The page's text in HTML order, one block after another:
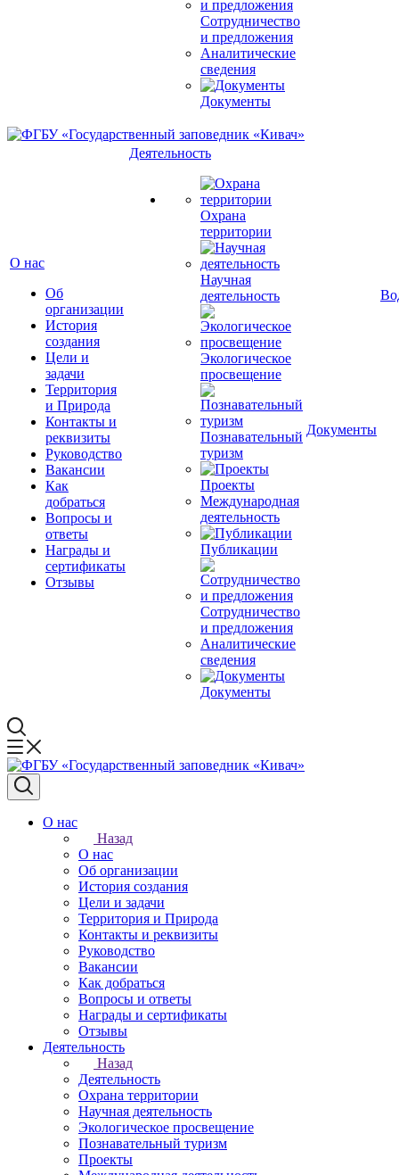
Сотрудничество
и предложения
Аналитические
сведения
Документы
О нас
Об
организации
История
создания
Цели и
задачи
Территория
и Природа
Контакты и
реквизиты
Руководство
Вакансии
Как
добраться
Вопросы и
ответы
Награды и
сертификаты
Отзывы
Деятельность
Охрана
территории
Научная
деятельность
Экологическое
просвещение
Познавательный
туризм
Проекты
Международная
деятельность
Публикации
Сотрудничество
и предложения
Аналитические
сведения
Документы
Документы
О нас
Назад
О нас
Об организации
История создания
Цели и задачи
Территория и Природа
Контакты и реквизиты
Руководство
Вакансии
Как добраться
Вопросы и ответы
Награды и сертификаты
Отзывы
Деятельность
Назад
Деятельность
Охрана территории
Научная деятельность
Экологическое просвещение
Познавательный туризм
Проекты